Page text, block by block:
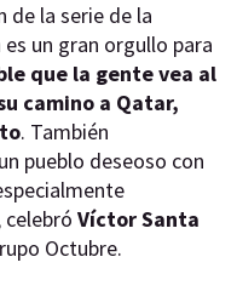
de la serie de la
un gran orgullo para
que la gente vea al
camino a Qatar,
. También
pueblo deseoso con
celebró Víctor Santa
Octubre.